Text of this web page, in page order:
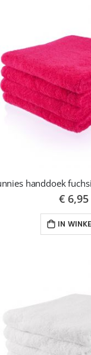
handdoek
€ 6,95
IN